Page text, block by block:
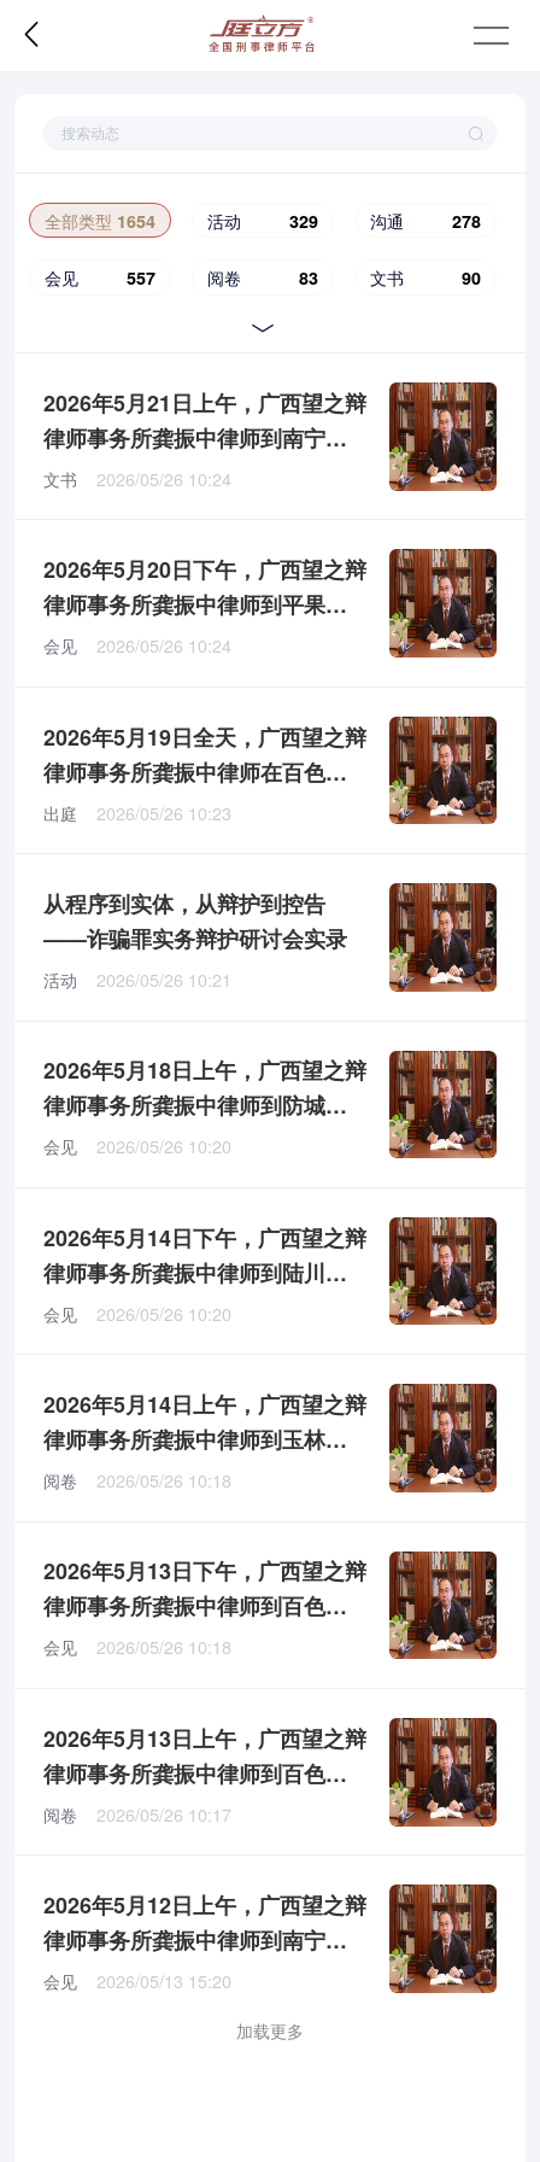

全部类型 1654 活动 329 沟通 278
会见 557 阅卷 83 文书 90
评价 1
2026年5月21日上午，广西望之辩
律师事务所龚振中律师到南宁市
公安局青秀区分局经侦大队递交C
文书 2026/05/26 10:24
2026年5月20日下午，广西望之辩
律师事务所龚振中律师到平果市
看守所会见涉嫌组织卖淫罪的上
会见 2026/05/26 10:24
2026年5月19日全天，广西望之辩
律师事务所龚振中律师在百色市
右江区人民法院参加L某某涉嫌骗
出庭 2026/05/26 10:23
从程序到实体，从辩护到控告
——诈骗罪实务辩护研讨会实录
活动 2026/05/26 10:21
2026年5月18日上午，广西望之辩
律师事务所龚振中律师到防城港
市第二看守所会见当事人Q某
会见 2026/05/26 10:20
2026年5月14日下午，广西望之辩
律师事务所龚振中律师到陆川县
看守所会见涉嫌贪污罪、受贿罪
会见 2026/05/26 10:20
2026年5月14日上午，广西望之辩
律师事务所龚振中律师到玉林市
人民检察院对W某某涉嫌贪污
阅卷 2026/05/26 10:18
2026年5月13日下午，广西望之辩
律师事务所龚振中律师到百色市
第三看守所会见涉嫌诈骗罪的被
会见 2026/05/26 10:18
2026年5月13日上午，广西望之辩
律师事务所龚振中律师到百色市
右江区人民法院、右江区人民检
阅卷 2026/05/26 10:17
2026年5月12日上午，广西望之辩
律师事务所龚振中律师到南宁市
第二看守所会见涉嫌诈骗罪的X某
会见 2026/05/13 15:20
加载更多